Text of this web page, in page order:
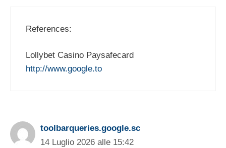
References:
Lollybet Casino Paysafecard
http://www.google.to
toolbarqueries.google.sc
14 Luglio 2026 alle 15:42